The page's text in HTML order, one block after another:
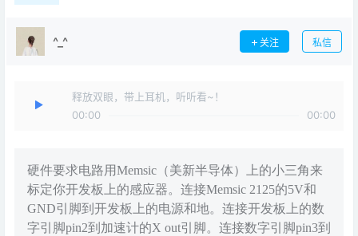
^_^ 关注 私信
释放双眼，带上耳机，听听看~！
00:00
00:00
硬件要求电路用Memsic（美新半导体）上的小三角来
标定你开发板上的感应器。连接Memsic 2125的5V和
GND引脚到开发板上的电源和地。连接开发板上的数
字引脚pin2到加速计的X out引脚。连接数字引脚pin3到